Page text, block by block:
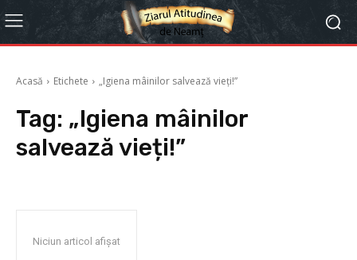
Acasă Etichete „Igiena mâinilor salvează vieți!”
Tag: „Igiena mâinilor
salvează vieți!”
Niciun articol afișat